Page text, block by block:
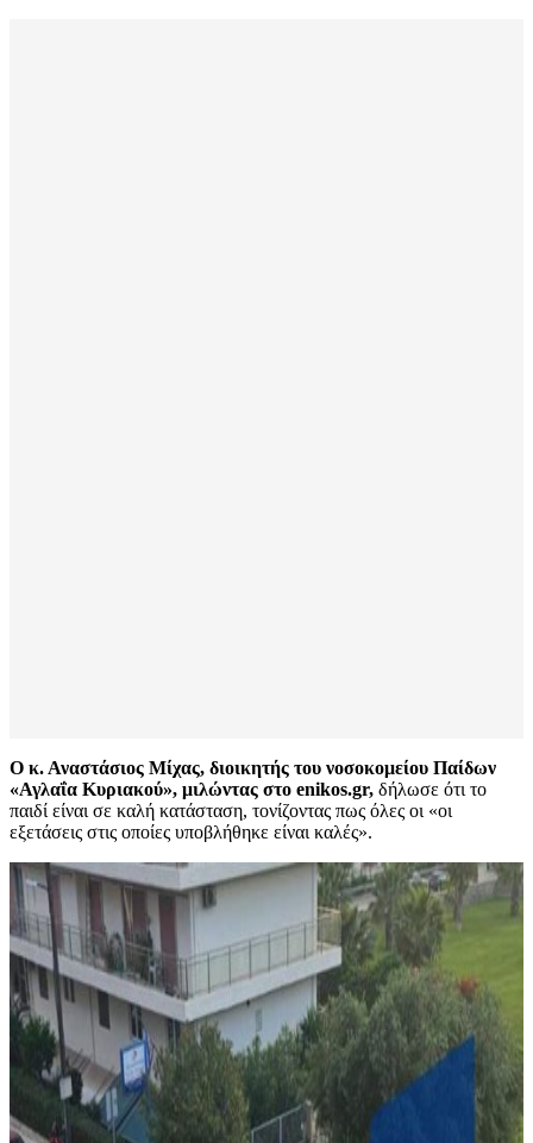
Ο κ. Αναστάσιος Μίχας, διοικητής του νοσοκομείου Παίδων
«Αγλαΐα Κυριακού», μιλώντας στο enikos.gr, δήλωσε ότι το
παιδί είναι σε καλή κατάσταση, τονίζοντας πως όλες οι «οι
εξετάσεις στις οποίες υποβλήθηκε είναι καλές».